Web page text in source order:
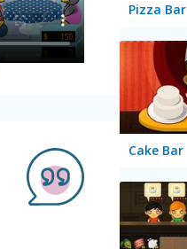
Pizza Bar
Cake Bar